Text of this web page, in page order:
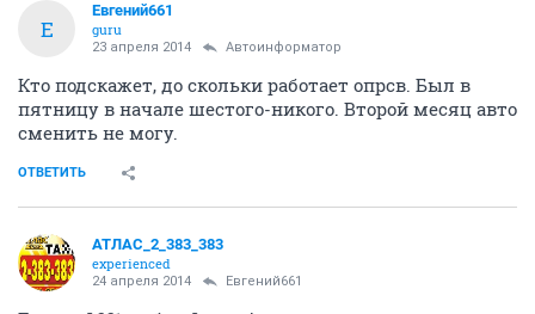
Е
Евгений661
guru
23 апреля 2014 Автоинформатор
Кто подскажет, до скольки работает опрсв. Был в
пятницу в начале шестого-никого. Второй месяц авто
сменить не могу.
ОТВЕТИТЬ
АТЛАС_2_383_383
experienced
24 апреля 2014 Евгений661